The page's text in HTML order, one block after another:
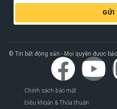
GỬI
© Tin bất động sản - Mọi quyền được
Chính sách bảo mật
Điều khoản & Thỏa thuận